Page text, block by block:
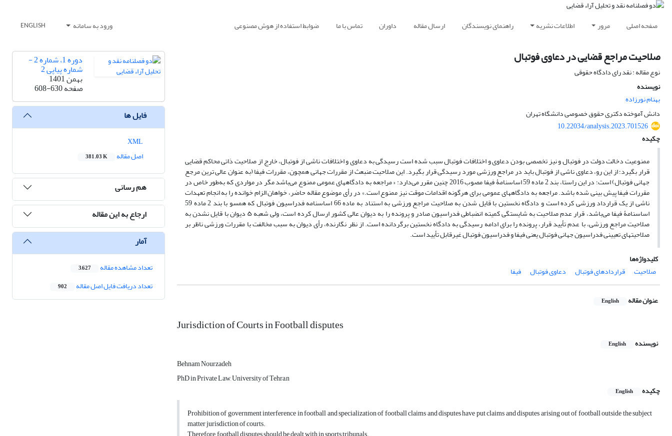
صفحه اصلی مرور اطلاعات نشریه راهنمای نویسندگان ارسال مقاله داوران تماس با ما ضوابط استفاده از هوش مصنوعی ورود به سامانه ENGLISH
صلاحیت مراجع قضایی در دعاوی فوتبال
نوع مقاله : نقد رای دادگاه حقوقی
نویسنده
بهنام نورزاده
دانش آموخته دکتری حقوق خصوصی دانشگاه تهران
10.22034/analysis.2023.701526
چکیده
ممنوعیت دخالت دولت در فوتبال و نیز تخصصی بودن دعاوی و اختلافات فوتبال سبب شده است رسیدگی به دعاوی و اختلافات ناشی از فوتبال، خارج از صلاحیت ذاتی محاکم قضایی
قرار بگیرد؛ از این رو، دعاوی ناشی از فوتبال باید در مراجع ورزشی مورد رسیدگی قرار بگیرد. این صلاحیت منبعث از مقررات جهانی همچون، مقررات فیفا (به عنوان عالی ترین مرجع
جهانی فوتبال) است؛ در این راستا، بند 2 ماده 59 اساسنامۀ فیفا مصوب 2016 چنین مقرر می‌دارد: « مراجعه به دادگاههای عمومی ممنوع می‌باشد مگر در مواردی که به‌طور خاص در
مقررات فیفا پیش بینی شده باشد. مراجعه به دادگاههای عمومی برای هرگونه اقدامات موقت نیز ممنوع است.» در رأی موضوع مقاله حاضر، خواهان الزام خوانده را به انجام تعهدات
ناشی از یک قرارداد ورزشی کرده است و دادگاه نخستین با قایل شدن به صلاحیت مراجع ورزشی به استناد به ماده 66 اساسنامه فدراسیون فوتبال که همسو با بند 2 ماده 59
اساسنامۀ فیفا می‌باشد، قرار عدم صلاحیت به شایستگی کمیته انضباطی فدراسیون صادر و پرونده را به دیوان عالی کشور ارسال کرده است، ولی شعبه ۵ دیوان با قایل نشدن به
صلاحیت مراجع ورزشی، با عدم تأیید قرار، پرونده را برای ادامه رسیدگی به دادگاه نخستین برگردانده است. از نظر نگارنده، رأی دیوان به سبب مخالفت با مقررات ورزشی ناظر بر
صلاحیتهای تعیینی فدراسیون جهانی فوتبال یعنی فیفا و فدراسیون فوتبال غیرقابل تأیید است.
کلیدواژه‌ها
صلاحیت
قراردادهای فوتبال دعاوی فوتبال فیفا
عنوان مقاله English
Jurisdiction of Courts in Football disputes
نویسنده English
Behnam Nourzadeh
PhD in Private Law, University of Tehra,n
چکیده
English
Prohibition of government interference in football and specialization of football claims and disputes have put claims and disputes arising out of football outside the subject
matter jurisdiction of courts.
دوره 1، شماره 2 -
شماره پیاپی 2
بهمن 1401
صفحه608-630
فایل ها
اصل مقاله
381.03 K
هم رسانی
ارجاع به این مقاله
آمار
تعداد مشاهده مقاله 3,627
تعداد دریافت فایل اصل مقاله 902